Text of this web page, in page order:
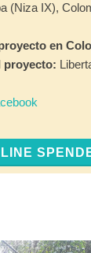
(Niza IX),
en
proyecto: